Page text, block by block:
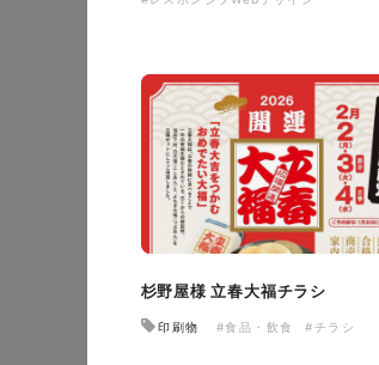
杉野屋様 立春大福チラシ
印刷物 #食品・飲食 #チラシ